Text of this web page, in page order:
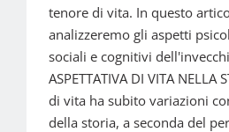
tenore di vita. In questo
analizzeremo gli aspetti
sociali e cognitivi
ASPETTATIVA DI VITA NELLA
di vita ha subito variazioni
della storia, a seconda del